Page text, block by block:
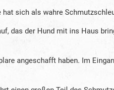
sich als wahre
das der Hund mit ins Haus
angeschafft haben. Im